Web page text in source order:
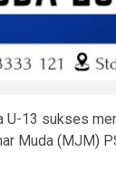
U-13 sukses
Muda (MJM)